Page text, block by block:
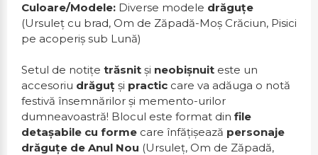
Culoare/Modele: Diverse modele drăguțe
(Ursuleț cu brad, Om de Zăpadă-Moș Crăciun, Pisici
pe acoperiș sub Lună)
Setul de notițe trăsnit și neobișnuit este un
accesoriu drăguț și practic care va adăuga o notă
festivă însemnărilor și memento-urilor
dumneavoastră! Blocul este format din file
detașabile cu forme care înfățișează personaje
drăguțe de Anul Nou (Ursuleț, Om de Zăpadă,